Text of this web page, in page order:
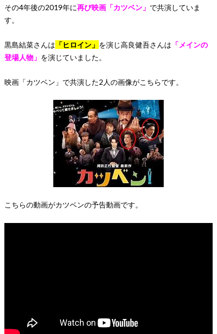
その4年後の2019年に再び映画「カツベン」 で共演していま
す。
黒島結菜さんは 「ヒロイン」 を演じ高良健吾さんは 「メインの
登場人物」 を演じていました。
映画「カツベン」で共演した2人の画像がこちらです。
こちらの動画がカツベンの予告動画です。